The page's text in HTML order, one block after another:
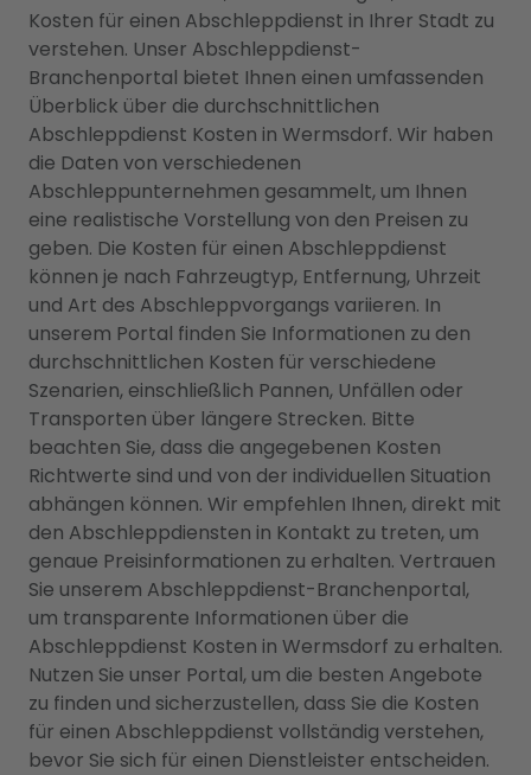
Kosten für einen Abschleppdienst in Ihrer Stadt zu
verstehen. Unser Abschleppdienst-
Branchenportal bietet Ihnen einen umfassenden
Überblick über die durchschnittlichen
Abschleppdienst Kosten in Wermsdorf. Wir haben
die Daten von verschiedenen
Abschleppunternehmen gesammelt, um Ihnen
eine realistische Vorstellung von den Preisen zu
geben. Die Kosten für einen Abschleppdienst
können je nach Fahrzeugtyp, Entfernung, Uhrzeit
und Art des Abschleppvorgangs variieren. In
unserem Portal finden Sie Informationen zu den
durchschnittlichen Kosten für verschiedene
Szenarien, einschließlich Pannen, Unfällen oder
Transporten über längere Strecken. Bitte
beachten Sie, dass die angegebenen Kosten
Richtwerte sind und von der individuellen Situation
abhängen können. Wir empfehlen Ihnen, direkt mit
den Abschleppdiensten in Kontakt zu treten, um
genaue Preisinformationen zu erhalten. Vertrauen
Sie unserem Abschleppdienst-Branchenportal,
um transparente Informationen über die
Abschleppdienst Kosten in Wermsdorf zu erhalten.
Nutzen Sie unser Portal, um die besten Angebote
zu finden und sicherzustellen, dass Sie die Kosten
für einen Abschleppdienst vollständig verstehen,
bevor Sie sich für einen Dienstleister entscheiden.